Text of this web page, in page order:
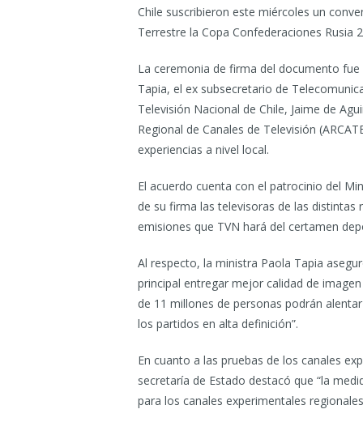
Chile suscribieron este miércoles un
Terrestre la Copa Confederaciones Rusia
La ceremonia de firma del documento
Tapia, el ex subsecretario de
Televisión Nacional de Chile, Jaime de
Regional de Canales de Televisión
experiencias a nivel local.
El acuerdo cuenta con el patrocinio del
de su firma las televisoras de las
emisiones que TVN hará del certamen
Al respecto, la ministra Paola Tapia
principal entregar mejor calidad de
de 11 millones de personas podrán
los partidos en alta definición”.
En cuanto a las pruebas de los canales
secretaría de Estado destacó que “la
para los canales experimentales